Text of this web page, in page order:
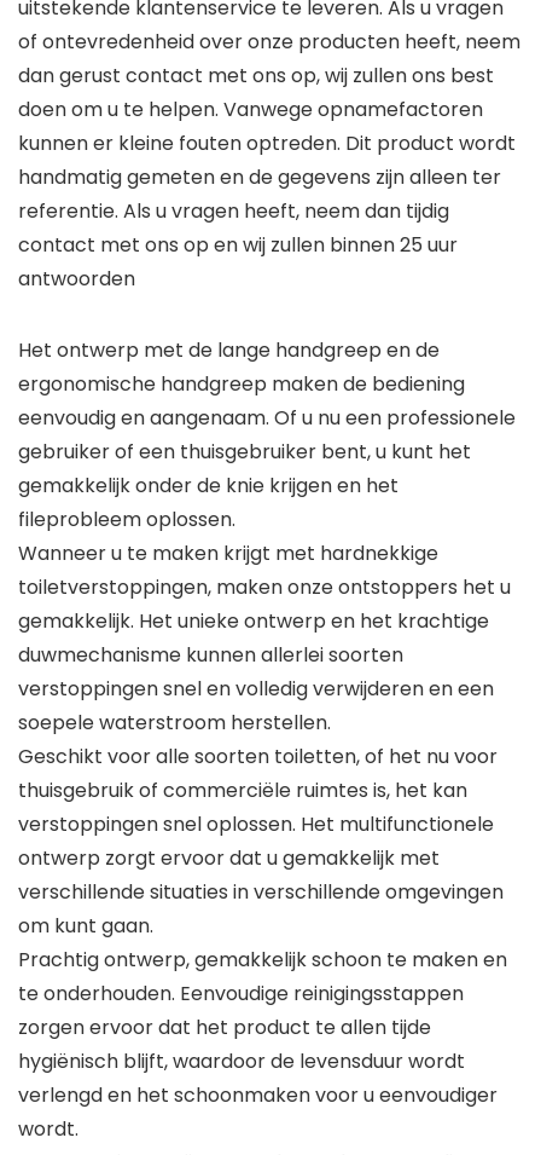
uitstekende klantenservice te leveren. Als u vragen
of ontevredenheid over onze producten heeft, neem
dan gerust contact met ons op, wij zullen ons best
doen om u te helpen. Vanwege opnamefactoren
kunnen er kleine fouten optreden. Dit product wordt
handmatig gemeten en de gegevens zijn alleen ter
referentie. Als u vragen heeft, neem dan tijdig
contact met ons op en wij zullen binnen 25 uur
antwoorden
Het ontwerp met de lange handgreep en de
ergonomische handgreep maken de bediening
eenvoudig en aangenaam. Of u nu een professionele
gebruiker of een thuisgebruiker bent, u kunt het
gemakkelijk onder de knie krijgen en het
fileprobleem oplossen.
Wanneer u te maken krijgt met hardnekkige
toiletverstoppingen, maken onze ontstoppers het u
gemakkelijk. Het unieke ontwerp en het krachtige
duwmechanisme kunnen allerlei soorten
verstoppingen snel en volledig verwijderen en een
soepele waterstroom herstellen.
Geschikt voor alle soorten toiletten, of het nu voor
thuisgebruik of commerciële ruimtes is, het kan
verstoppingen snel oplossen. Het multifunctionele
ontwerp zorgt ervoor dat u gemakkelijk met
verschillende situaties in verschillende omgevingen
om kunt gaan.
Prachtig ontwerp, gemakkelijk schoon te maken en
te onderhouden. Eenvoudige reinigingsstappen
zorgen ervoor dat het product te allen tijde
hygiënisch blijft, waardoor de levensduur wordt
verlengd en het schoonmaken voor u eenvoudiger
wordt.